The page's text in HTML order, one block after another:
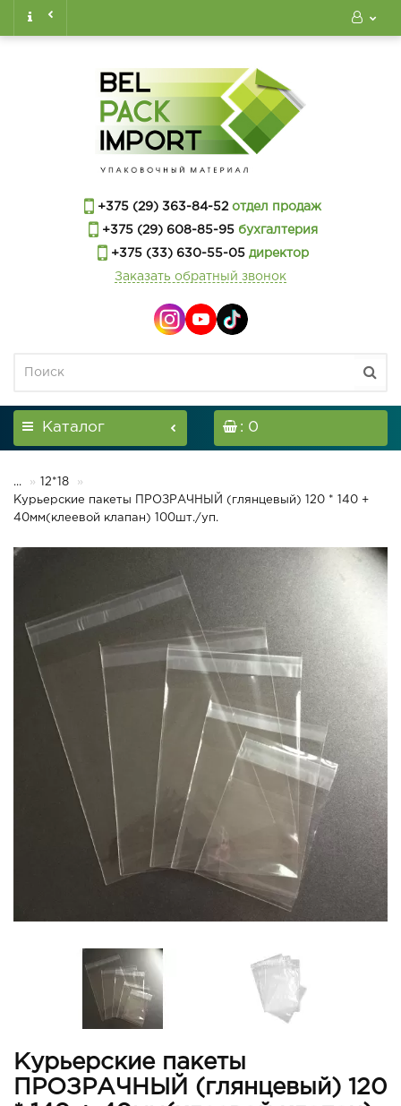
+375 (29) 363-84-52 отдел продаж
+375 (29) 608-85-95бухгалтерия
+375 (33) 630-55-05директор
Заказать обратный звонок
Каталог : 0
...
12*18
Курьерские пакеты ПРОЗРАЧНЫЙ (глянцевый) 120 * 140 +
40мм(клеевой клапан) 100шт./уп.
Курьерские пакеты
ПРОЗРАЧНЫЙ (глянцевый) 120